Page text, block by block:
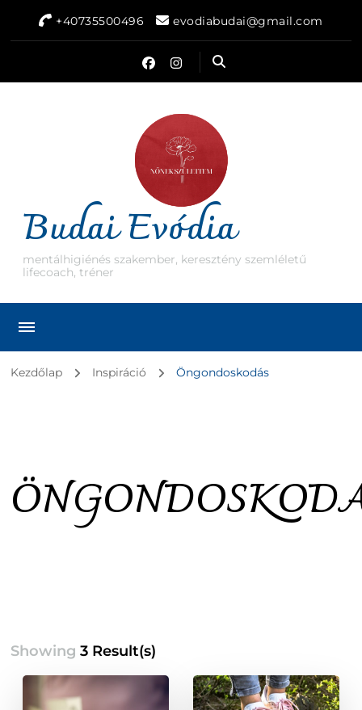
+40735500496 evodiabudai@gmail.com
Budai Evódia
mentálhigiénés szakember, keresztény szemléletű
lifecoach, tréner
Kezdőlap Inspiráció Öngondoskodás
Showing3 Result(s)